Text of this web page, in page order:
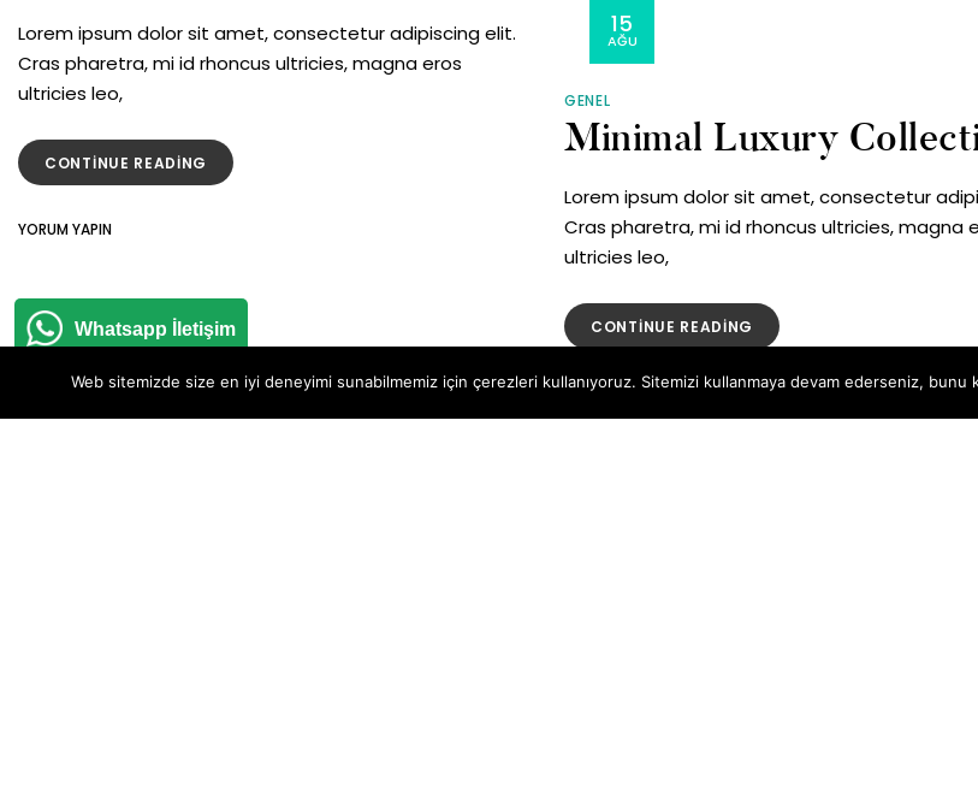
Lorem ipsum dolor sit amet, consectetur adipiscing elit.
Cras pharetra, mi id rhoncus ultricies, magna eros
ultricies leo,
CONTINUE READING “CHOOSING
STERLING
YORUM YAPINON
SILVER
GENEL
Minimal Luxury
15
AĞU
Lorem ipsum dolor sit amet, consectetur
Cras pharetra, mi id rhoncus ultricies, magna
ultricies leo,
CONTINUE READING “MINIMAL
LUXURY
COLLECTION”
YORUM YAPINON
MINIMAL
Whatsapp İletişim
Web sitemizde size en iyi deneyimi sunabilmemiz için çerezleri kullanıyoruz. Sitemizi kullanmaya devam ederseniz, bunu